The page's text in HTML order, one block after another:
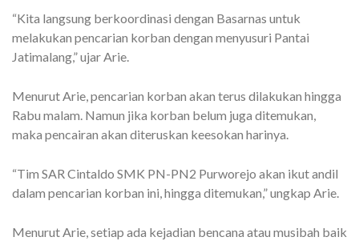
“Kita langsung berkoordinasi dengan Basarnas untuk
melakukan pencarian korban dengan menyusuri Pantai
Jatimalang,” ujar Arie.
Menurut Arie, pencarian korban akan terus dilakukan hingga
Rabu malam. Namun jika korban belum juga ditemukan,
maka pencairan akan diteruskan keesokan harinya.
“Tim SAR Cintaldo SMK PN-PN2 Purworejo akan ikut andil
dalam pencarian korban ini, hingga ditemukan,” ungkap Arie.
Menurut Arie, setiap ada kejadian bencana atau musibah baik